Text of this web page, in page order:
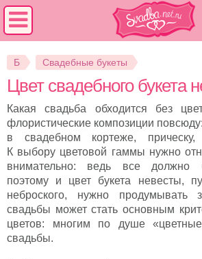
Б Свадебные букеты
Цвет свадебного букета
Какая свадьба обходится без
флористические композиции
в свадебном кортеже,
К выбору цветовой гаммы нужно
внимательно: ведь все должно
поэтому и цвет букета невесты,
неброского, нужно продумывать
свадьбы может стать основным
цветов: многим по душе
свадьбы.